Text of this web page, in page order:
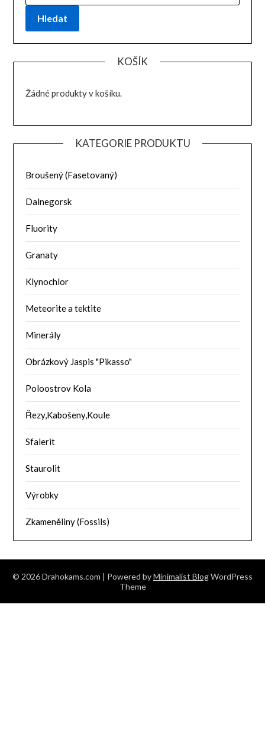
Hledat
KOŠÍK
Žádné produkty v košíku.
KATEGORIE PRODUKTU
Broušený (Fasetovaný)
Dalnegorsk
Fluority
Granaty
Klynochlor
Meteorite a tektite
Minerály
Obrázkový Jaspis "Pikasso"
Poloostrov Kola
Řezy,Kabošeny,Koule
Sfalerit
Staurolit
Výrobky
Zkameněliny (Fossils)
© 2026 Drahokams.com | Powered byMinimalist BlogWordPress
Theme